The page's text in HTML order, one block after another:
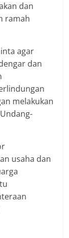
dan
ramah
agar
dan
melakukan
usaha dan